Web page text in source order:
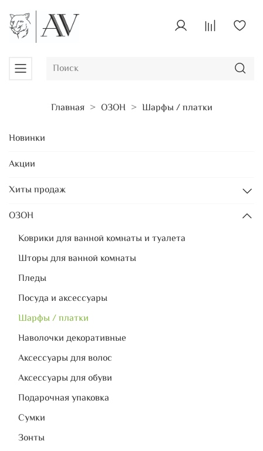
Главная ОЗОН Шарфы / платки
Новинки
Акции
Хиты продаж
ОЗОН
Коврики для ванной комнаты и туалета
Шторы для ванной комнаты
Пледы
Посуда и аксессуары
Шарфы / платки
Наволочки декоративные
Аксессуары для волос
Аксессуары для обуви
Подарочная упаковка
Сумки
Зонты